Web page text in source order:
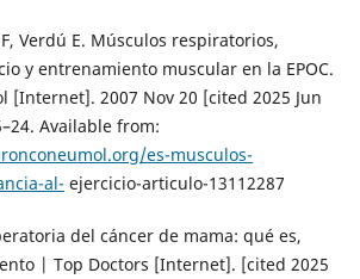
Verdú E. Músculos respiratorios,
y entrenamiento muscular en la EPOC.
[Internet]. 2007 Nov 20 [cited 2025 Jun
Available from:
es-musculos-
al- ejercicio-articulo-13112287
del cáncer de mama: qué es,
| Top Doctors [Internet]. [cited 2025